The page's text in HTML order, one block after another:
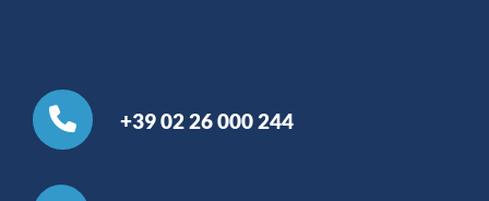
+39 02 26 000 244